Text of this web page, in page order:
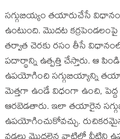
సగ్గుబియ్యం తయారుచేసే
ఉంటుంది. మొదట కర్రపెండలంపై
తర్వాత చెరకు రసం తీసే
పదార్థాన్ని ఉత్పత్తి చేస్తారు. ఆ
ఉపయోగించి సగ్గుబియ్యాన్ని
మెత్తగా ఉండే విధంగా ఉంచి,
ఆరబెడతారు. ఇలా తయారైన
ఉపయోగించుకోవచ్చు.